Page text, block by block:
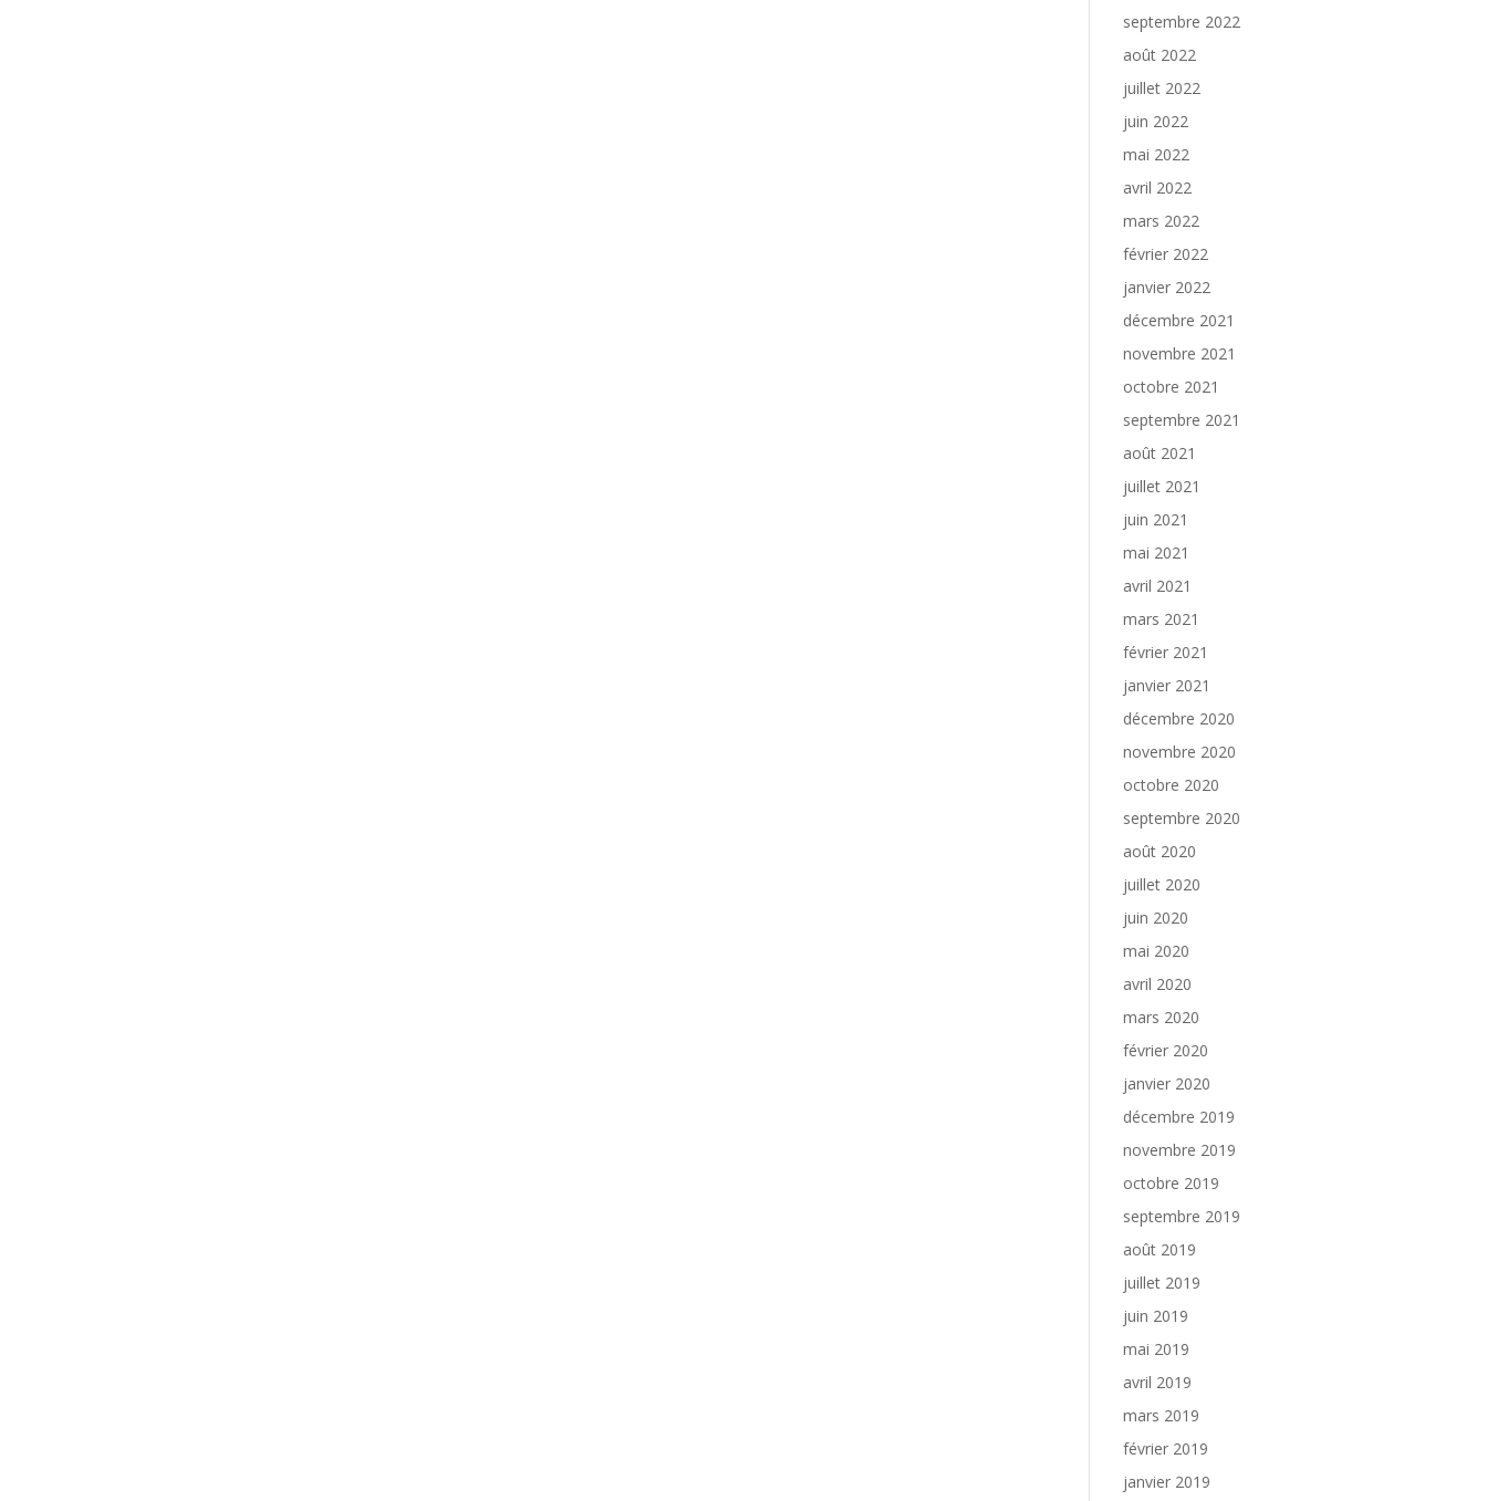
septembre 2022
août 2022
juillet 2022
juin 2022
mai 2022
avril 2022
mars 2022
février 2022
janvier 2022
décembre 2021
novembre 2021
octobre 2021
septembre 2021
août 2021
juillet 2021
juin 2021
mai 2021
avril 2021
mars 2021
février 2021
janvier 2021
décembre 2020
novembre 2020
octobre 2020
septembre 2020
août 2020
juillet 2020
juin 2020
mai 2020
avril 2020
mars 2020
février 2020
janvier 2020
décembre 2019
novembre 2019
octobre 2019
septembre 2019
août 2019
juillet 2019
juin 2019
mai 2019
avril 2019
mars 2019
février 2019
janvier 2019